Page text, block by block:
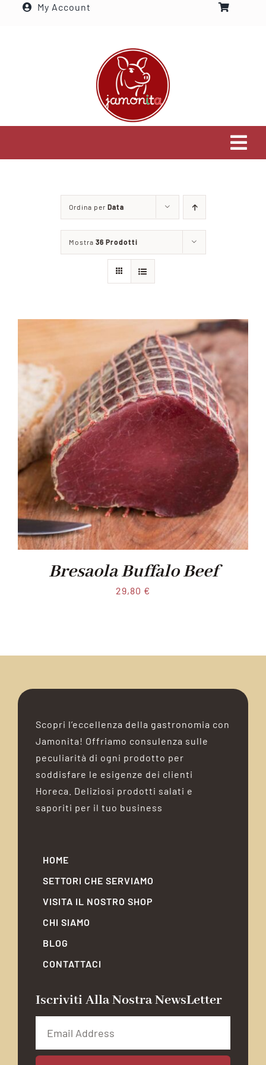
Salta
My Account
Settori che serviamo
Visita il nostro shop
Contattaci
Ordina per Data
Mostra 36 Prodotti
Bresaola Buffalo Beef
29,80 €
Scopri l’eccellenza della gastronomia con
Jamonita! Offriamo consulenza sulle
peculiarità di ogni prodotto per
soddisfare le esigenze dei clienti
Horeca. Deliziosi prodotti salati e
saporiti per il tuo business
HOME
SETTORI CHE SERVIAMO
VISITA IL NOSTRO SHOP
CHI SIAMO
BLOG
CONTATTACI
Iscriviti Alla Nostra NewsLetter